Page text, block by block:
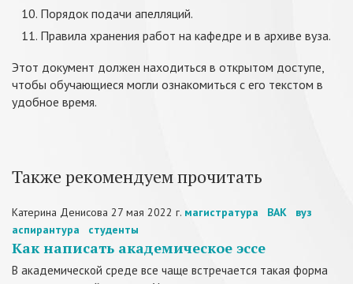
Порядок подачи апелляций.
Правила хранения работ на кафедре и в архиве вуза.
Этот документ должен находиться в открытом доступе,
чтобы обучающиеся могли ознакомиться с его текстом в
удобное время.
Также рекомендуем прочитать
Катерина Денисова 27 мая 2022 г. магистратура ВАК
вуз
аспирантура
студенты
Как написать академическое эссе
В академической среде все чаще встречается такая форма